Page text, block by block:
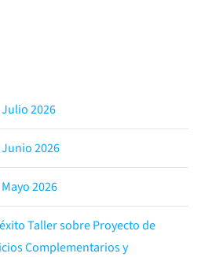
2026
2026
2026
Taller sobre Proyecto de
Complementarios y